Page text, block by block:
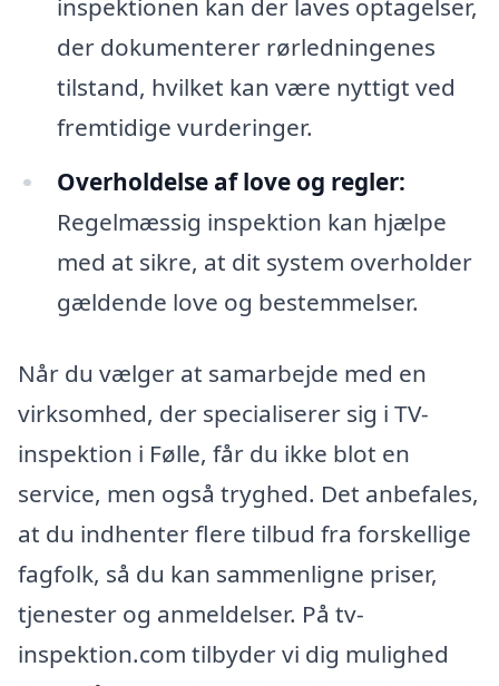
inspektionen kan der laves optagelser,
der dokumenterer rørledningenes
tilstand, hvilket kan være nyttigt ved
fremtidige vurderinger.
Overholdelse af love og regler:
Regelmæssig inspektion kan hjælpe
med at sikre, at dit system overholder
gældende love og bestemmelser.
Når du vælger at samarbejde med en
virksomhed, der specialiserer sig i TV-
inspektion i Følle, får du ikke blot en
service, men også tryghed. Det anbefales,
at du indhenter flere tilbud fra forskellige
fagfolk, så du kan sammenligne priser,
tjenester og anmeldelser. På tv-
inspektion.com tilbyder vi dig mulighed